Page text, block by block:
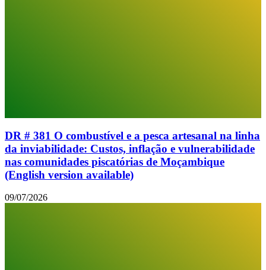
DR # 381 O combustível e a pesca artesanal na linha
da inviabilidade: Custos, inflação e vulnerabilidade
nas comunidades piscatórias de Moçambique
(English version available)
09/07/2026